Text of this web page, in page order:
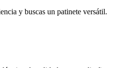
y buscas un patinete versátil.